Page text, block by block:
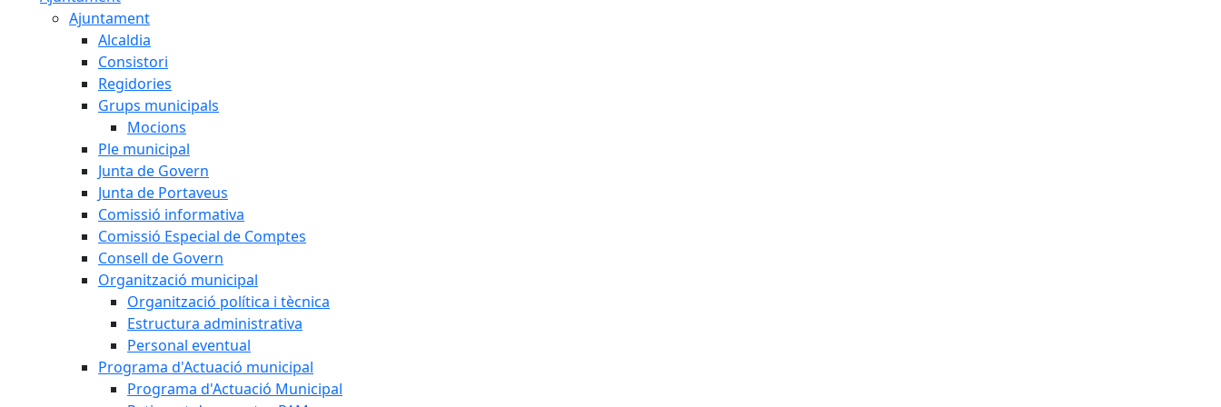
Ajuntament
Alcaldia
Consistori
Regidories
Grups municipals
Mocions
Ple municipal
Junta de Govern
Junta de Portaveus
Comissió informativa
Comissió Especial de Comptes
Consell de Govern
Organització municipal
Organització política i tècnica
Estructura administrativa
Personal eventual
Programa d'Actuació municipal
Programa d'Actuació Municipal